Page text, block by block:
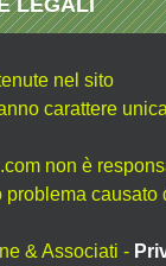
nel sito
carattere
non è
causato
& Associati -